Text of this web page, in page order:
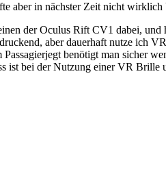
aber in nächster Zeit nicht wirklich
der Oculus Rift CV1 dabei,
aber dauerhaft nutze ich
benötigt man sicher
ist bei der Nutzung einer VR Brille